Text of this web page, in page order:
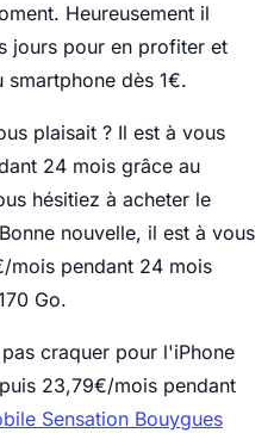
Heureusement il
jours pour en profiter et
dès 1€.
plaisait ? Il est à vous
24 mois grâce au
hésitiez à acheter le
nouvelle, il est à vous
mois pendant 24 mois
Go.
craquer pour l'iPhone
23,79€/mois pendant
Sensation Bouygues